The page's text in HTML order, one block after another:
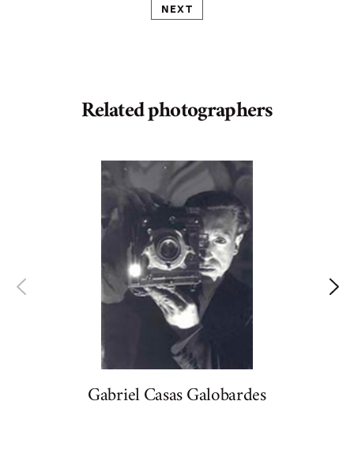
NEXT
Related photographers
Gabriel Casas Galobardes